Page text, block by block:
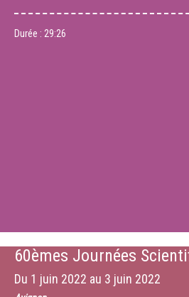
Durée : 29:26
60èmes Journées
Du 1 juin 2022 au 3 juin 2022